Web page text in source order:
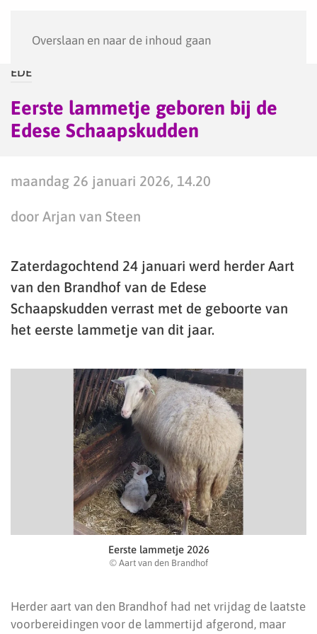
Overslaan en naar de inhoud gaan
EDE
Eerste lammetje geboren bij de
Edese Schaapskudden
maandag 26 januari 2026, 14.20
door Arjan van Steen
Zaterdagochtend 24 januari werd herder Aart
van den Brandhof van de Edese
Schaapskudden verrast met de geboorte van
het eerste lammetje van dit jaar.
Eerste lammetje 2026
© Aart van den Brandhof
Herder aart van den Brandhof had net vrijdag de laatste
voorbereidingen voor de lammertijd afgerond, maar